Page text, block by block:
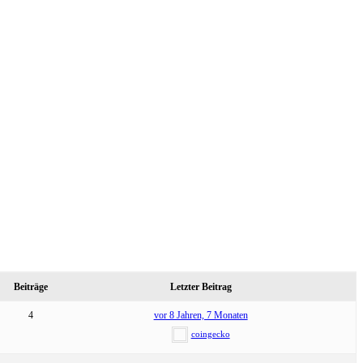
Beiträge Letzter Beitrag
4 vor 8 Jahren, 7 Monaten
coingecko